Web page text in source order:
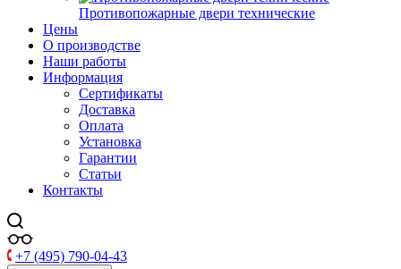
Противопожарные двери технические
Цены
О производстве
Наши работы
Информация
Сертификаты
Доставка
Оплата
Установка
Гарантии
Статьи
Контакты
+7 (495) 790-04-43